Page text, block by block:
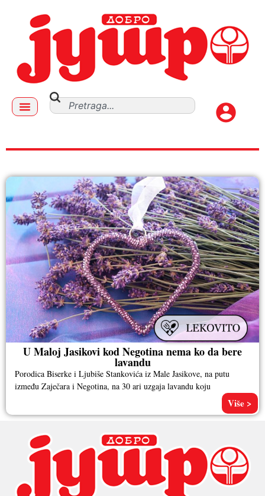
mala jasikova
U Maloj Jasikovi kod Negotina nema ko da bere
lavandu
Porodica Biserke i Ljubiše Stankovića iz Male Jasikove, na putu
između Zaječara i Negotina, na 30 ari uzgaja lavandu koju
Više >